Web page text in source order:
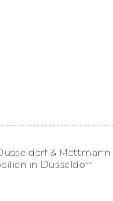
& Mettmann
in Düsseldorf